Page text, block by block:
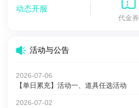
动态开服
代金券
活动与公告
2026-07-06
【单日累充】活动一、道具任选活动
2026-07-02